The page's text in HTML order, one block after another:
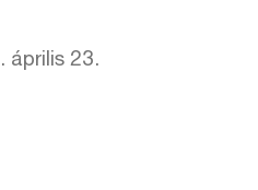
április 23.